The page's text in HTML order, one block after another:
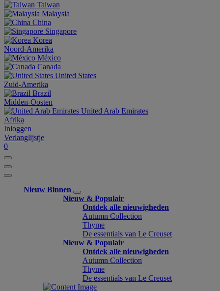
Taiwan
Malaysia
China
Singapore
Korea
Noord-Amerika
México
Canada
United States
Zuid-Amerika
Brazil
Midden-Oosten
United Arab Emirates
Afrika
Inloggen
Verlanglijstje
0
Nieuw Binnen
Nieuw & Populair
Ontdek alle nieuwigheden
Autumn Collection
Thyme
De essentials van Le Creuset
Nieuw & Populair
Ontdek alle nieuwigheden
Autumn Collection
Thyme
De essentials van Le Creuset